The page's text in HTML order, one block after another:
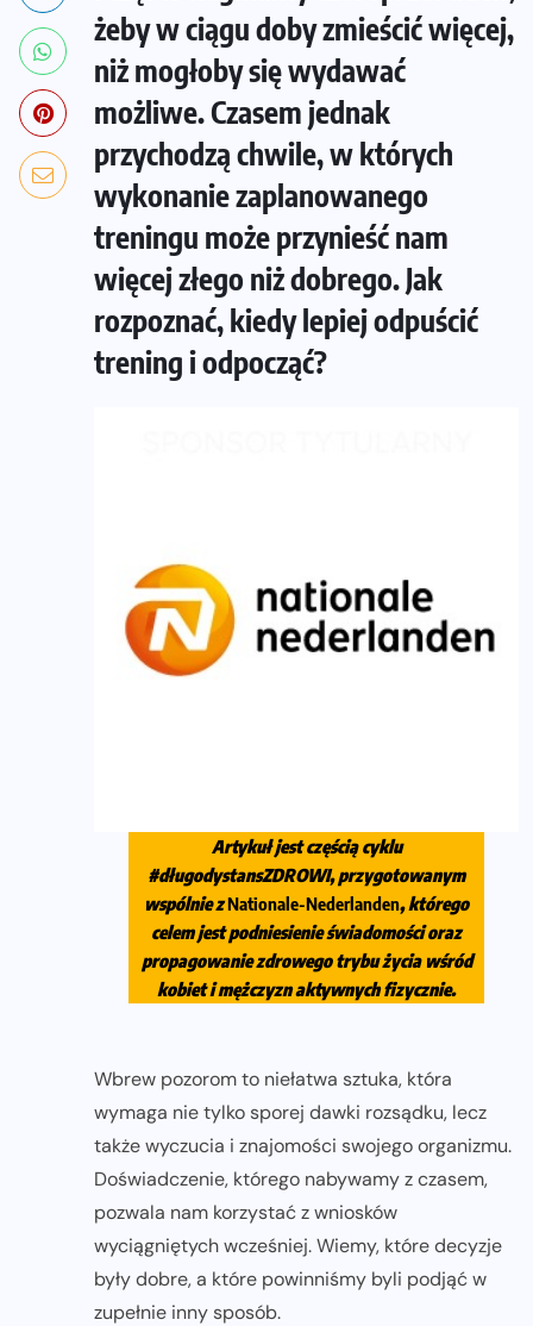
żeby w ciągu doby zmieścić więcej,
niż mogłoby się wydawać
możliwe. Czasem jednak
przychodzą chwile, w których
wykonanie zaplanowanego
treningu może przynieść nam
więcej złego niż dobrego. Jak
rozpoznać, kiedy lepiej odpuścić
trening i odpocząć?
Artykuł jest częścią cyklu
#długodystansZDROWI, przygotowanym
wspólnie zNationale-Nederlanden, którego
celem jest podniesienie świadomości oraz
propagowanie zdrowego trybu życia wśród
kobiet i mężczyzn aktywnych fizycznie.
Wbrew pozorom to niełatwa sztuka, która
wymaga nie tylko sporej dawki rozsądku, lecz
także wyczucia i znajomości swojego organizmu.
Doświadczenie, którego nabywamy z czasem,
pozwala nam korzystać z wniosków
wyciągniętych wcześniej. Wiemy, które decyzje
były dobre, a które powinniśmy byli podjąć w
zupełnie inny sposób.